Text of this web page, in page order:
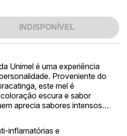
INDISPONÍVEL
Unimel é uma experiência
Proveniente do
este mel é
escura e sabor
aprecia sabores intensos e
inflamatórias e